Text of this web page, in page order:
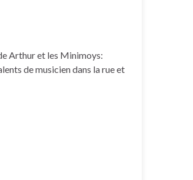
Arthur et les Minimoys:
de musicien dans la rue et